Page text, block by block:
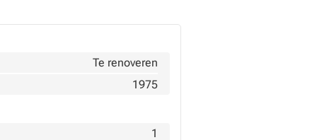
Te renoveren
1975
1